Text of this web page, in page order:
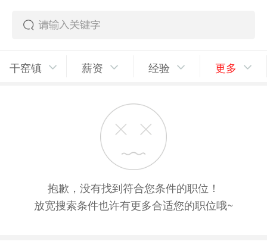
干窑镇 薪资 经验 更多
抱歉，没有找到符合您条件的职位！
放宽搜索条件也许有更多合适您的职位哦~